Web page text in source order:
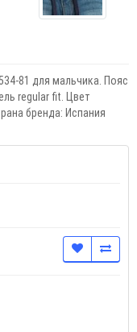
81 для мальчика. Пояс
regular fit. Цвет
бренда: Испания